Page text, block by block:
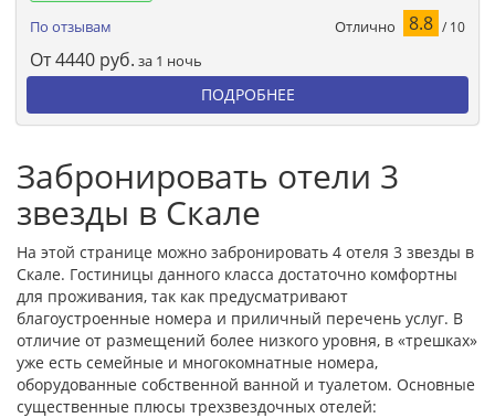
По отзывам
Отлично 8.8 / 10
От4440 руб. за 1 ночь
ПОДРОБНЕЕ
Забронировать отели 3
звезды в Скале
На этой странице можно забронировать 4 отеля 3 звезды в
Скале. Гостиницы данного класса достаточно комфортны
для проживания, так как предусматривают
благоустроенные номера и приличный перечень услуг. В
отличие от размещений более низкого уровня, в «трешках»
уже есть семейные и многокомнатные номера,
оборудованные собственной ванной и туалетом. Основные
существенные плюсы трехзвездочных отелей: